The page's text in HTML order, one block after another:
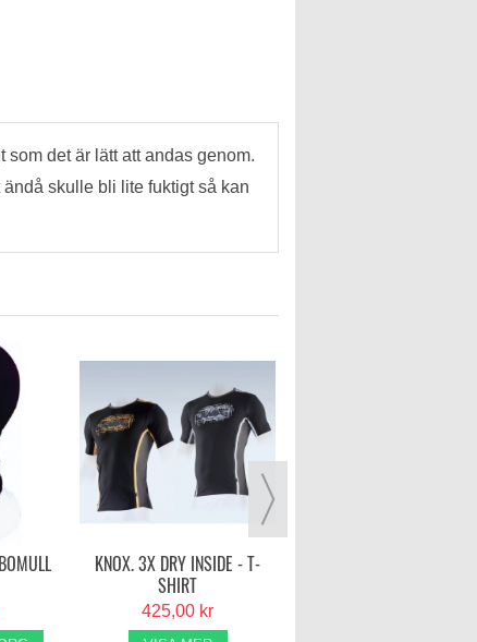
det är lätt att andas genom.
skulle bli lite fuktigt så kan
KNOX. 3X DRY INSIDE - T-
SHIRT
425,00 kr